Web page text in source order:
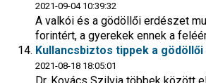
2021-09-04 10:39:32
A valkói és a gödöllői erdészet
forintért, a gyerekek ennek a
Kullancsbiztos tippek a
2021-08-18 18:05:01